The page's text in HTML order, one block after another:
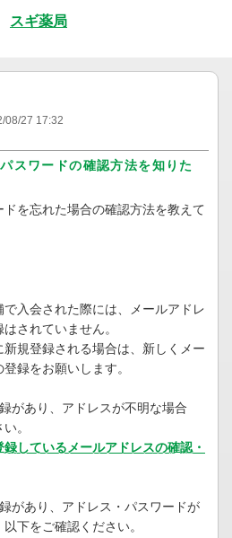
08/27 17:32
スワードの確認方法を知りた
を忘れた場合の確認方法を教えて
入会された際には、メールアドレ
されていません。
新規登録される場合は、新しくメー
録をお願いします。
があり、アドレスが不明な場合
。
録しているメールアドレスの確認・
があり、アドレス・パスワードが
下をご確認ください。